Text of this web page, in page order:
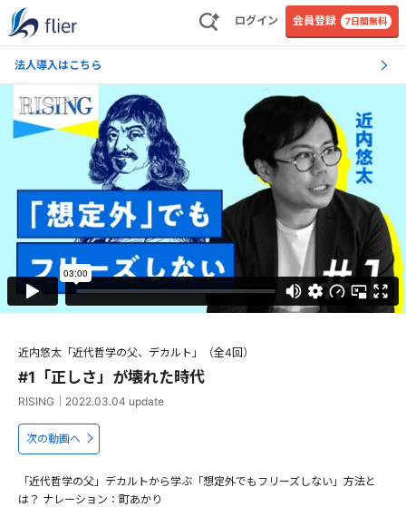
ログイン 会員登録 7日間無料
法人導入はこちら
近内悠太「近代哲学の父、デカルト」（全4回）
#1「正しさ」が壊れた時代
RISING 2022.03.04 update
次の動画へ
「近代哲学の父」デカルトから学ぶ「想定外でもフリーズしない」方法と
は？ ナレーション：町あかり